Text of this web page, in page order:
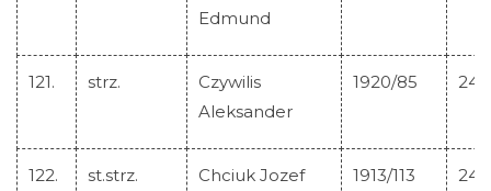
Edmund
121. strz.
Czywilis
Aleksander
1920/85
122. st.strz. Chciuk Jozef 1913/113